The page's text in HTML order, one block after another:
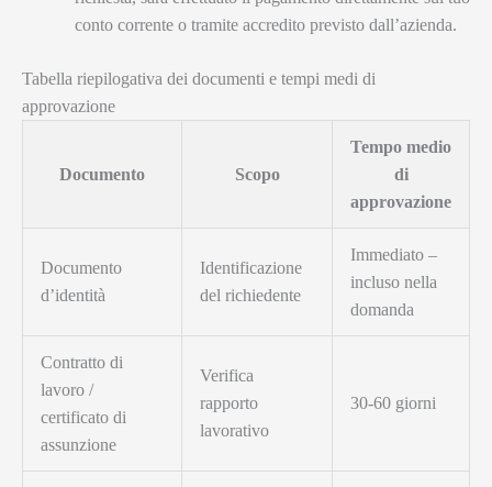
conto corrente o tramite accredito previsto dall’azienda.
Tabella riepilogativa dei documenti e tempi medi di
approvazione
Documento Scopo
Tempo medio
di
approvazione
Documento
d’identità
Identificazione
del richiedente
Immediato –
incluso nella
domanda
Contratto di
lavoro /
certificato di
assunzione
Verifica
rapporto
lavorativo
30-60 giorni